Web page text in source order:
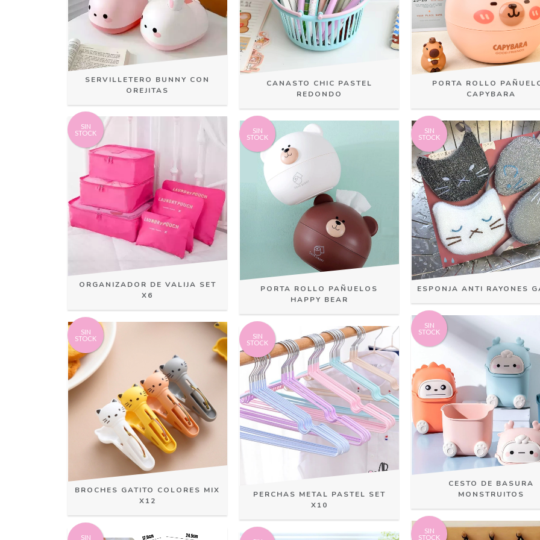
SERVILLETERO BUNNY CON
OREJITAS
CANASTO CHIC PASTEL
REDONDO
PORTA ROLLO
CAPYBARA
SIN
STOCK
ORGANIZADOR DE VALIJA SET
X6
SIN
STOCK
PORTA ROLLO PAÑUELOS
HAPPY BEAR
SIN
STOCK
ESPONJA ANTI RAYONES
SIN
STOCK
BROCHES GATITO COLORES MIX
X12
SIN
STOCK
PERCHAS METAL PASTEL SET
X10
SIN
STOCK
CESTO DE BASURA
MONSTRUITOS
SIN
SIN
STOCK